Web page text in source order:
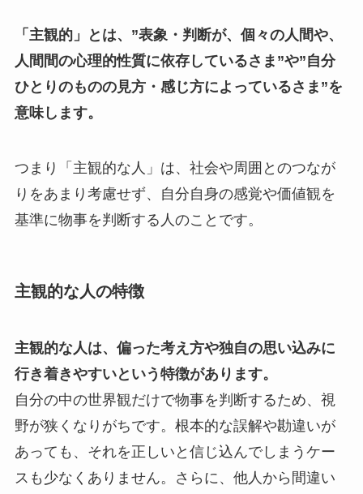
「主観的」とは、”表象・判断が、個々の人間や、
人間間の心理的性質に依存しているさま”や”自分
ひとりのものの見方・感じ方によっているさま”を
意味します。
つまり「主観的な人」は、社会や周囲とのつなが
りをあまり考慮せず、自分自身の感覚や価値観を
基準に物事を判断する人のことです。
主観的な人の特徴
主観的な人は、偏った考え方や独自の思い込みに
行き着きやすいという特徴があります。
自分の中の世界観だけで物事を判断するため、視
野が狭くなりがちです。根本的な誤解や勘違いが
あっても、それを正しいと信じ込んでしまうケー
スも少なくありません。さらに、他人から間違い